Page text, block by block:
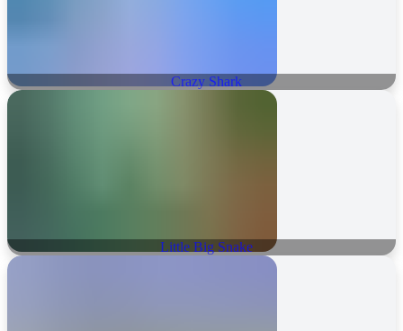
Crazy Shark
Little Big Snake